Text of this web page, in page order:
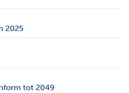
2025
tot 2049